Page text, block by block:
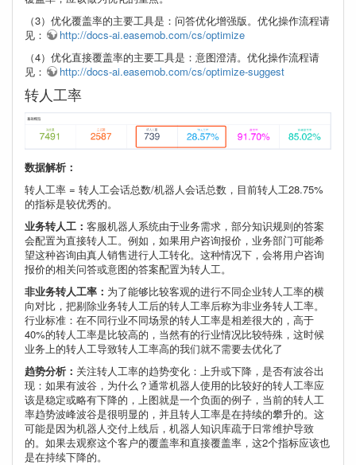
（3）优化覆盖率的主要工具是：问答优化增强版。优化操作流程请
见：
http://docs-ai.easemob.com/cs/optimize
（4）优化直接覆盖率的主要工具是：意图澄清。优化操作流程请
见：
http://docs-ai.easemob.com/cs/optimize-suggest
转人工率
数据解析：
转人工率 = 转人工会话总数/机器人会话总数，目前转人工28.75%
的指标是较优秀的。
业务转人工： 客服机器人系统由于业务需求，部分知识规则的答案
会配置为直接转人工。例如，如果用户咨询报价，业务部门可能希
望这种咨询由真人销售进行人工转化。这种情况下，会将用户咨询
报价的相关问答或意图的答案配置为转人工。
非业务转人工率： 为了能够比较客观的进行不同企业转人工率的横
向对比，把剔除业务转人工后的转人工率后称为非业务转人工率。
行业标准：在不同行业不同场景的转人工率是相差很大的，高于
40%的转人工率是比较高的，当然有的行业情况比较特殊，这时候
业务上的转人工导致转人工率高的我们就不需要去优化了
趋势分析： 关注转人工率的趋势变化：上升或下降，是否有波谷出
现：如果有波谷，为什么？通常机器人使用的比较好的转人工率应
该是稳定或略有下降的，上图就是一个负面的例子，当前的转人工
率趋势波峰波谷是很明显的，并且转人工率是在持续的攀升的。这
可能是因为机器人交付上线后，机器人知识库疏于日常维护导致
的。如果去观察这个客户的覆盖率和直接覆盖率，这2个指标应该也
是在持续下降的。